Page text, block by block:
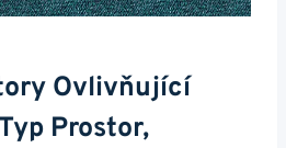
Ovlivňující
Prostor,